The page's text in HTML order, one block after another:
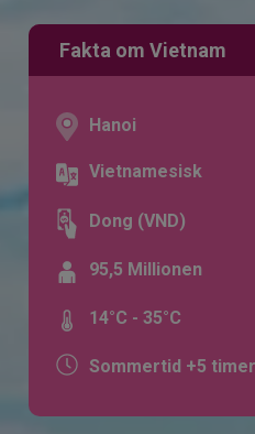
Fakta om Vietnam
Hanoi
Vietnamesisk
Dong (VND)
95,5 Millionen
14°C - 35°C
Sommertid +5